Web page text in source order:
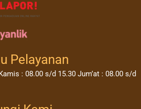
Pelayanan
: 08.00 s/d 15.30 Jum’at : 08.00 s/d